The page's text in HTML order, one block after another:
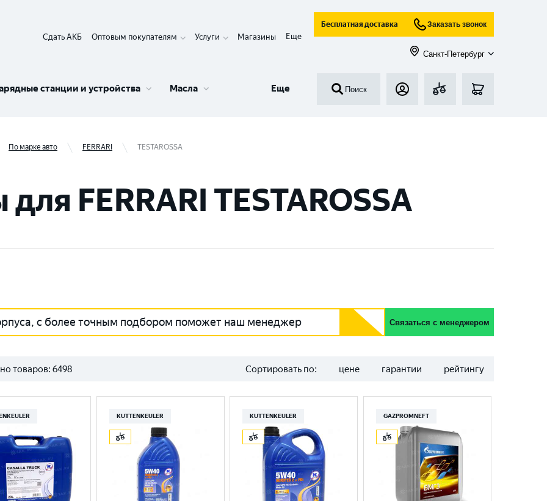
Сдать АКБ Оптовым покупателям Услуги Магазины Еще
Бесплатная доставка Заказать звонок
Санкт-Петербург
станции и устройства Масла Еще Поиск
По марке авто FERRARI TESTAROSSA
FERRARI TESTAROSSA
с более точным подбором поможет наш менеджер Связаться с менеджером
товаров: 6498 Сортировать по: цене гарантии рейтингу
KUTTENKEULER KUTTENKEULER GAZPROMNEFT